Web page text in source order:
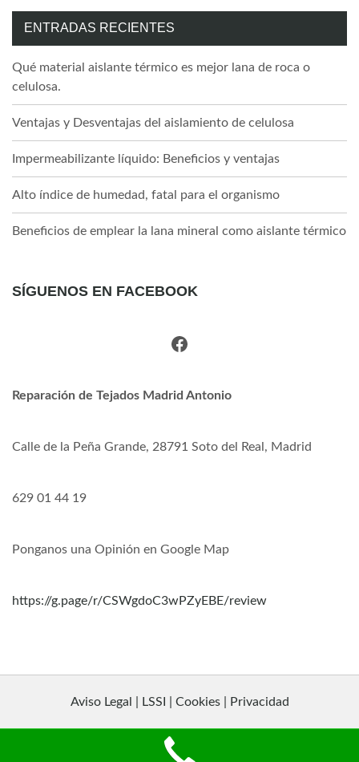
ENTRADAS RECIENTES
Qué material aislante térmico es mejor lana de roca o
celulosa.
Ventajas y Desventajas del aislamiento de celulosa
Impermeabilizante líquido: Beneficios y ventajas
Alto índice de humedad, fatal para el organismo
Beneficios de emplear la lana mineral como aislante térmico
SÍGUENOS EN FACEBOOK
Facebook
Reparación de Tejados Madrid Antonio
Calle de la Peña Grande, 28791 Soto del Real, Madrid
629 01 44 19
Ponganos una Opinión en Google Map
https://g.page/r/CSWgdoC3wPZyEBE/review
Aviso Legal | LSSI | Cookies | Privacidad